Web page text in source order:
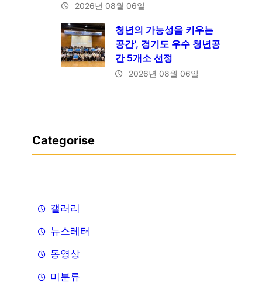
2026년 08월 06일
청년의 가능성을 키우는
공간’, 경기도 우수 청년공
간 5개소 선정
2026년 08월 06일
Categorise
갤러리
뉴스레터
동영상
미분류